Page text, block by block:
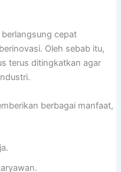
cepat
Oleh sebab itu,
terus ditingkatkan agar
berbagai manfaat,